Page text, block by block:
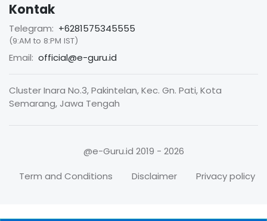
Kontak
Telegram: +6281575345555
(9:AM to 8:PM IST)
Email: official@e-guru.id
Cluster Inara No.3, Pakintelan, Kec. Gn. Pati, Kota
Semarang, Jawa Tengah
@e-Guru.id 2019 - 2026
Term and Conditions
Disclaimer Privacy policy